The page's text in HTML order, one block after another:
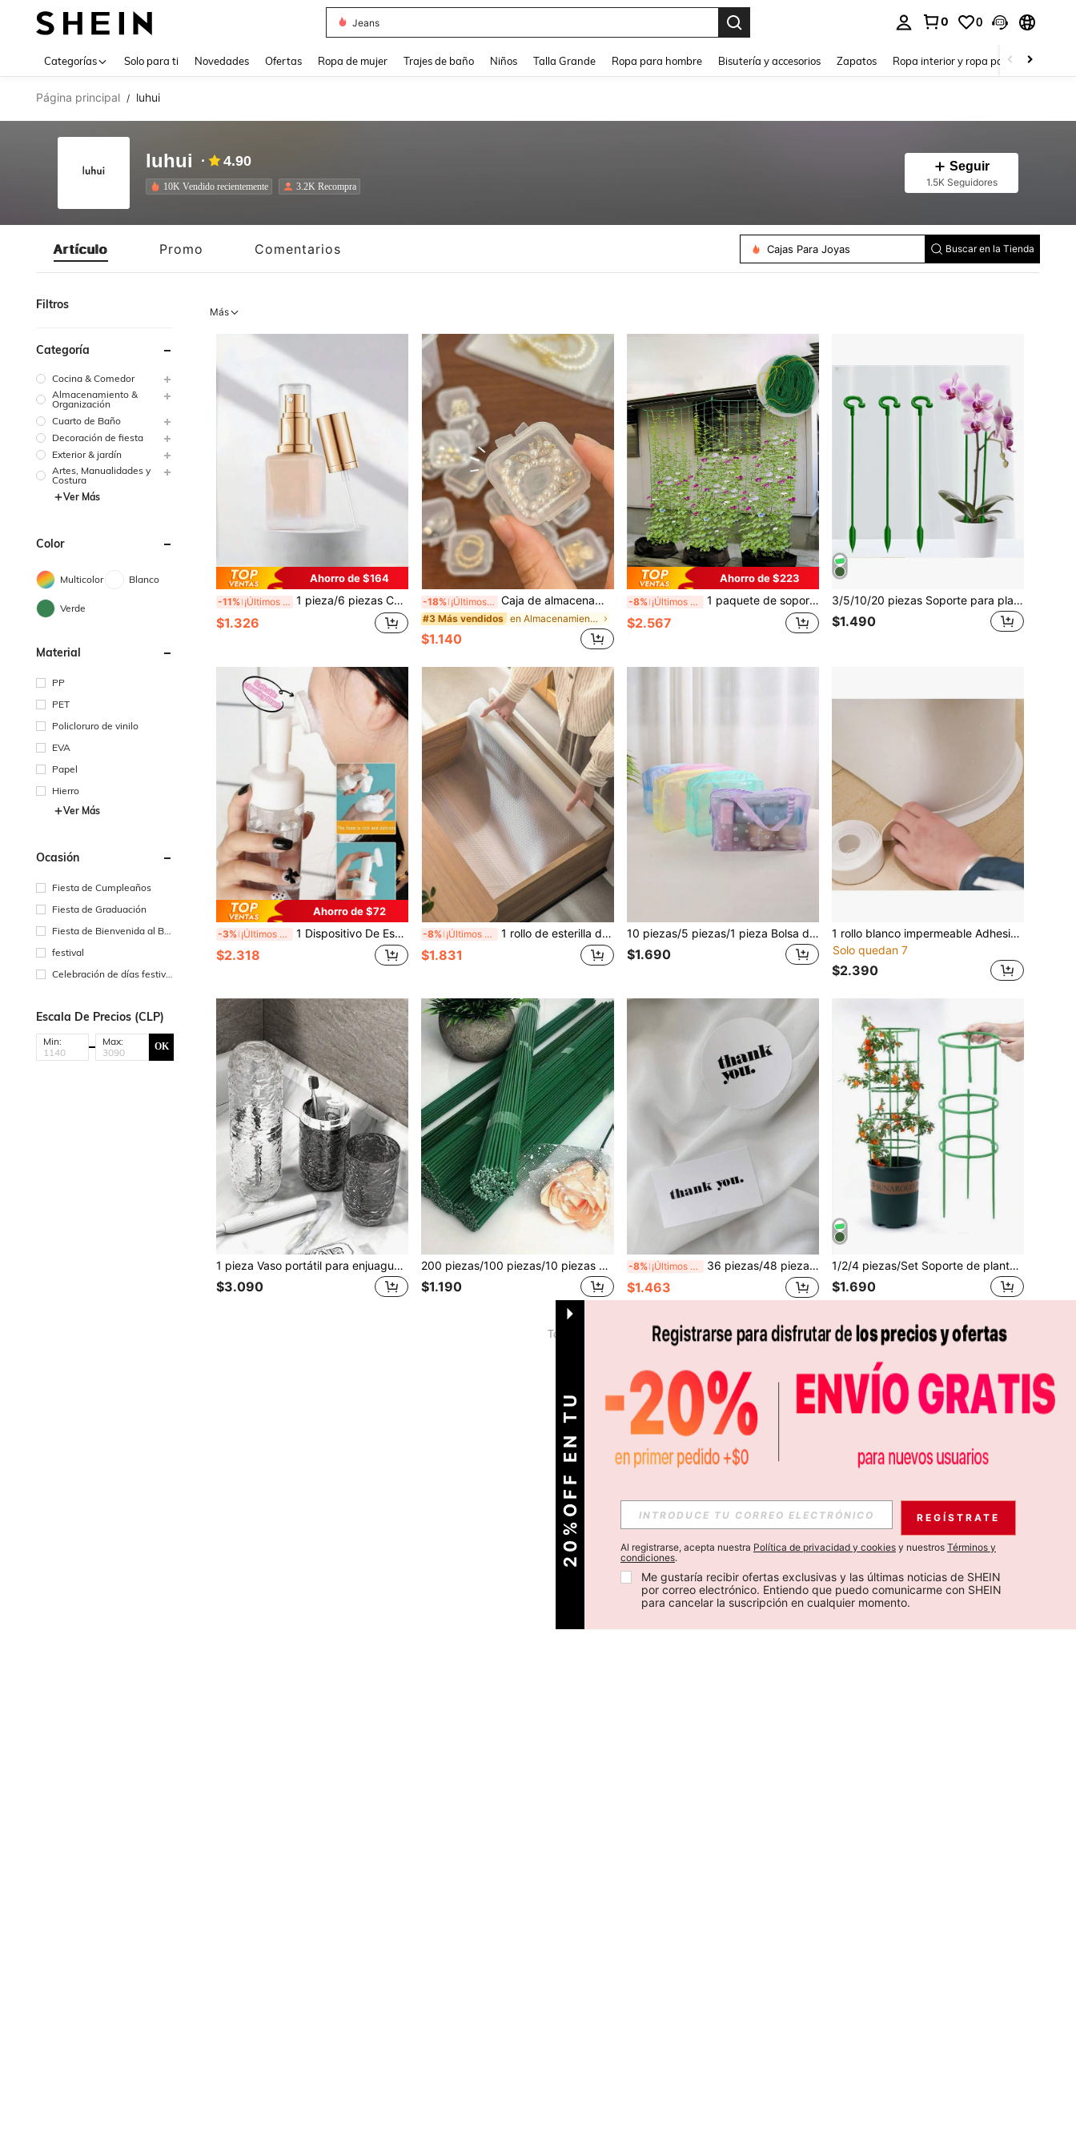
Dazy
0 0
Categorías Solo para ti Novedades Ofertas Ropa de mujer Trajes de baño Niños Talla Grande Ropa para hombre Bisutería y accesorios Zapatos Ropa interior y ropa para dormir
Página principal / luhui
luhui 4.90
10K Vendido recientemente 3.2K Recompra
Seguir
1.5K Seguidores
Artículo Promo Comentarios Cajas Para Joyas Buscar en la Tienda
Filtros
Categoría
Cocina & Comedor
Almacenamiento &
Organización
Cuarto de Baño
Decoración de fiesta
Exterior & jardín
Artes, Manualidades y
Costura
Ver Más
Color
Multicolor Blanco
Verde
Material
PP
PET
Policloruro de vinilo
EVA
Papel
Hierro
Ver Más
Ocasión
Fiesta de Cumpleaños
Fiesta de Graduación
Fiesta de Bienvenida al Be
festival
Celebración de días festivo
Escala De Precios (CLP)
Min: Max: OK
Más
Ahorro de $164
-11% ¡Últimos 3 días 1 pieza/6 piezas Cabezal de bomba, Cabezal de bomba de vacío, Adecuado para boca de botella de 2 cm/0,78 pulgadas, Disponible en colores transparente y dorado. La tapa tiene hebilla antideslizante, no se caerá ni tendrá fugas, y el tamaño del cabezal de la bomba es ajustable. Herramienta cosmética.
$1.326
-18% ¡Últimos 3 días Caja de almacenamiento de joyas portátil y transparente de 200 piezas/100 piezas/50 piezas/40 piezas/30 piezas/20 piezas/15 piezas/10 piezas/5 piezas, de gran capacidad y a prueba de polvo, para collar, aretes y organización de joyas, caja de almacenamiento de plástico antioxidante PVC, de vuelta a la escuela
#3 Más vendidos en Almacenamiento doméstico de gran capacidad Caja
$1.140
Ahorro de $223
-8% ¡Últimos 3 días 1 paquete de soportes de escalada para plantas de horticultura, redes de escalada, pérgolas de escalada para plantas, hiedra trepadora, gloria de la mañana, pérgolas de rosas, pepinos, esponjas y otras redes de escalada para cultivos
$2.567
3/5/10/20 piezas Soporte para plantas, estructura de soporte para trepar plantas de jardín verde
$1.490
Ahorro de $72
-3% ¡Últimos 3 días 1 Dispositivo De Espuma Limpiador Facial Tipo Prensa Con Cepillo De Limpieza Facial, Aplicable Para Espuma Limpiadora Para Cara Y Champú, Botella Para Hacer Espuma
$2.318
-8% ¡Últimos 3 días 1 rollo de esterilla de EVA para forrar cajones de cocina, estantes de refrigerador, gabinetes, a prueba de humedad, recortable, antideslizante, impermeable, para escuela, oficina, hogar, viajes, útiles escolares, regalos para damas de honor, decoración de habitaciones, dormitorios, playa, viajes, para hombres, para mujeres, vacaciones, cosas lindas, regalo del Día de la Madre, decoración de jardín, decoración de cocina, verano, artículos esenciales de viaje, decoración de habitaciones, suave, graduación
$1.831
10 piezas/5 piezas/1 pieza Bolsa de malla lateral con diseño floral Bolsa de almacenamiento de cosméticos Bolsa de tocador semi-transparente Bolsa de tocador de viaje con flores Bolsa de almacenamiento de artículos de ducha portátil, Bolsa de maquillaje, Artículos de viaje esenciales
$1.690
1 rollo blanco impermeable Adhesivo tira para cocina cuarto de baño fregadero azulejo brecha sello , Molde & resistente
Solo quedan 7
$2.390
1 pieza Vaso portátil para enjuague bucal y almacenamiento de cepillo de dientes con diseño antigolpes y patrón de glaciar, decoración para el hogar y el baño, decoración de otoño, de vuelta a la escuela
$3.090
200 piezas/100 piezas/10 piezas Tallos de flores recubiertos de verde, hilos para manualidades y arreglos florales, alambre de hierro impermeable, adecuado para decoración de festivales y proyectos de artesanía, soporte ajustable para plantas trepadoras, se puede enrollar y dar forma, tallos de flores multipropósito para tallos de flores artificiales, súper resistentes y fáciles de enrollar, accesorios de decoración de ramos de flores con diferentes formas, herramientas de jardín para decoración
$1.190
-8% ¡Últimos 3 días 36 piezas/48 piezas/72 piezas Pegatinas cuadradas/redondas con el texto "Gracias" estilo simple, pegatinas de decoración, etiquetas de agradecimiento, pegatinas para postres Día de San Valentín
$1.463
1/2/4 piezas/Set Soporte de planta, estructuras de enrejado para trepar de jardín verde
$1.690
Total de 1 páginas 1
2
0
%
O
F
F
E
N
T
U
P
R
I
M
E
R
P
E
D
I
D REGÍSTRATE
Al registrarse, acepta nuestra Política de privacidad y cookies y nuestros Términos y
condiciones.
Me gustaría recibir ofertas exclusivas y las últimas noticias de SHEIN
por correo electrónico. Entiendo que puedo comunicarme con SHEIN
para cancelar la suscripción en cualquier momento.